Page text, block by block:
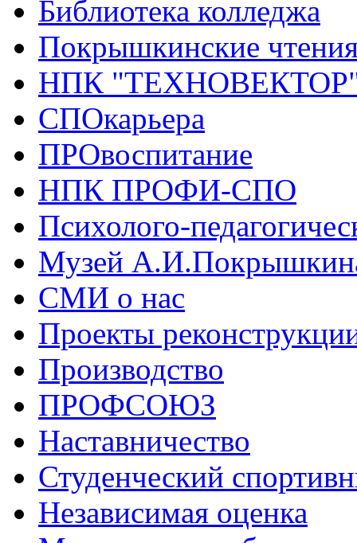
Библиотека колледжа
Покрышкинские
НПК
СПОкарьера
ПРОвоспитание
НПК ПРОФИ-СПО
Психолого-
Музей
СМИ о нас
Проекты
Производство
ПРОФСОЮЗ
Наставничество
Студенческий
Независимая оценка